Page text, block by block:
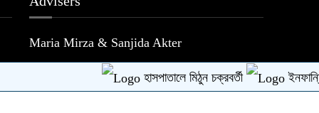
Maria Mirza & Sanjida Akter
হাসপাতালে মিঠুন চক্রবর্তী ইনফান্তিনোর